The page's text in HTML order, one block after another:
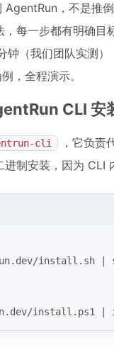
，不是推
每一步都有明确目
（我们团队实测
，全程演示。
CLI 安
cli
，它负责
制安装，因为 CLI
install.sh |
install.ps1 |